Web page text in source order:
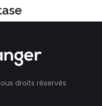
droits réservés